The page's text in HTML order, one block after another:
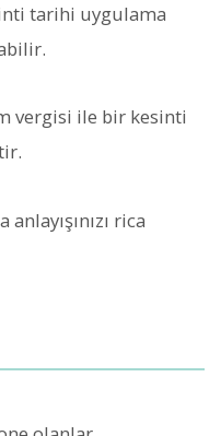
tarihi uygulama
vergisi ile bir kesinti
rica